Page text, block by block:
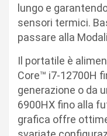
lungo e
sensori termici.
passare alla
Il portatile è
Core™ i7-12700H
generazione o da
6900HX fino alla
grafica offre